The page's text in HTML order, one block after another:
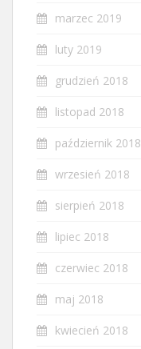
marzec 2019
luty 2019
grudzień 2018
listopad 2018
październik 2018
wrzesień 2018
sierpień 2018
lipiec 2018
czerwiec 2018
maj 2018
kwiecień 2018